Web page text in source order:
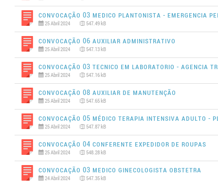
Convocação 03 MEDICO PLANTONISTA - EMERGENCIA
25 Abril 2024 547.49 kB
Convocação 06 AUXILIAR ADMINISTRATIVO
25 Abril 2024 547.13 kB
Convocação 03 TECNICO EM LABORATORIO - AGENCIA
25 Abril 2024 547.16 kB
Convocação 08 AUXILIAR DE MANUTENÇÃO
25 Abril 2024 547.65 kB
Convocação 05 MÉDICO TERAPIA INTENSIVA ADULTO -
25 Abril 2024 547.87 kB
Convocação 04 CONFERENTE EXPEDIDOR DE ROUPAS
25 Abril 2024 548.28 kB
Convocação 03 MEDICO GINECOLOGISTA OBSTETRA
24 Abril 2024 547.35 kB